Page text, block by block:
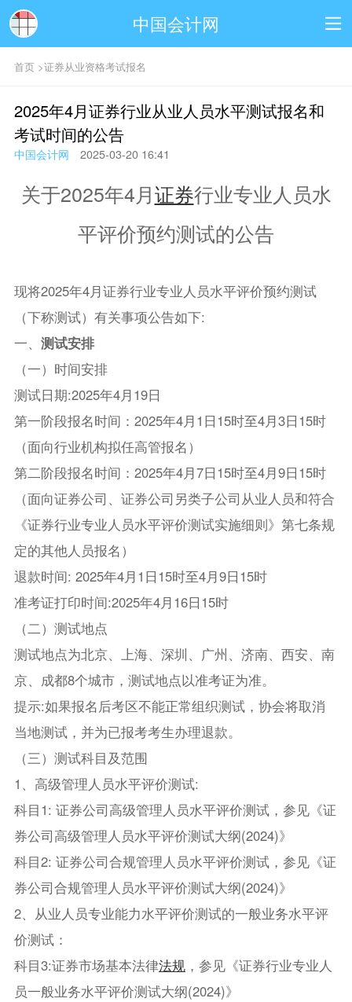
中国会计网
首页>证券从业资格考试报名
2025年4月证券行业从业人员水平测试报名和
考试时间的公告
中国会计网 2025-03-20 16:41
关于2025年4月证券行业专业人员水
平评价预约测试的公告
现将2025年4月证券行业专业人员水平评价预约测试
（下称测试）有关事项公告如下:
一、 测试安排
（一）时间安排
测试日期:2025年4月19日
第一阶段报名时间：2025年4月1日15时至4月3日15时
（面向行业机构拟任高管报名）
第二阶段报名时间：2025年4月7日15时至4月9日15时
（面向证券公司、证券公司另类子公司从业人员和符合
《证券行业专业人员水平评价测试实施细则》第七条规
定的其他人员报名）
退款时间: 2025年4月1日15时至4月9日15时
准考证打印时间:2025年4月16日15时
（二）测试地点
测试地点为北京、上海、深圳、广州、济南、西安、南
京、成都8个城市，测试地点以准考证为准。
提示:如果报名后考区不能正常组织测试，协会将取消
当地测试，并为已报考考生办理退款。
（三）测试科目及范围
1、高级管理人员水平评价测试:
科目1: 证券公司高级管理人员水平评价测试，参见《证
券公司高级管理人员水平评价测试大纲(2024)》
科目2: 证券公司合规管理人员水平评价测试，参见《证
券公司合规管理人员水平评价测试大纲(2024)》
2、从业人员专业能力水平评价测试的一般业务水平评
价测试：
科目3:证券市场基本法律法规，参见《证券行业专业人
员一般业务水平评价测试大纲(2024)》